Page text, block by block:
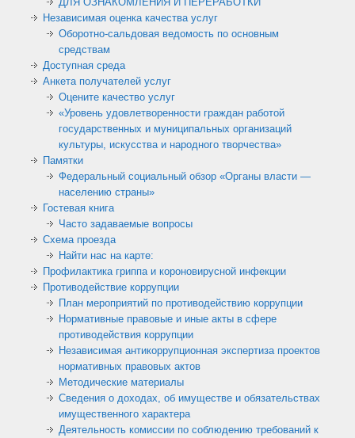
Независимая оценка качества услуг
Оборотно-сальдовая ведомость по основным
средствам
Доступная среда
Анкета получателей услуг
Оцените качество услуг
«Уровень удовлетворенности граждан работой
государственных и муниципальных организаций
культуры, искусства и народного творчества»
Памятки
Федеральный социальный обзор «Органы власти —
населению страны»
Гостевая книга
Часто задаваемые вопросы
Схема проезда
Найти нас на карте:
Профилактика гриппа и короновирусной инфекции
Противодействие коррупции
План мероприятий по противодействию коррупции
Нормативные правовые и иные акты в сфере
противодействия коррупции
Независимая антикоррупционная экспертиза проектов
нормативных правовых актов
Методические материалы
Сведения о доходах, об имуществе и обязательствах
имущественного характера
Деятельность комиссии по соблюдению требований к